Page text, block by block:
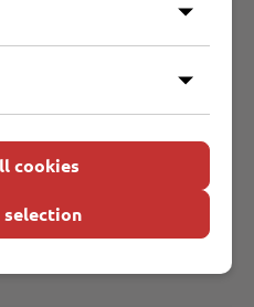
am Mittwoch, 11.
internen Fortbildung
Herrenwyk (Möllerung 8),
2026 geschlossen.
cookies